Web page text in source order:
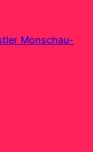
Monschau-